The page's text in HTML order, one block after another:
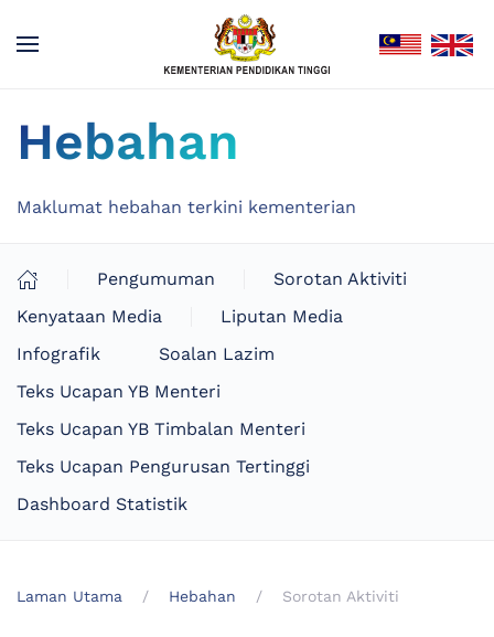
Hebahan
Maklumat hebahan terkini kementerian
Pengumuman
Sorotan Aktiviti
Kenyataan Media
Liputan Media
Infografik
Soalan Lazim
Teks Ucapan YB Menteri
Teks Ucapan YB Timbalan Menteri
Teks Ucapan Pengurusan Tertinggi
Dashboard Statistik
Laman Utama Hebahan Sorotan Aktiviti